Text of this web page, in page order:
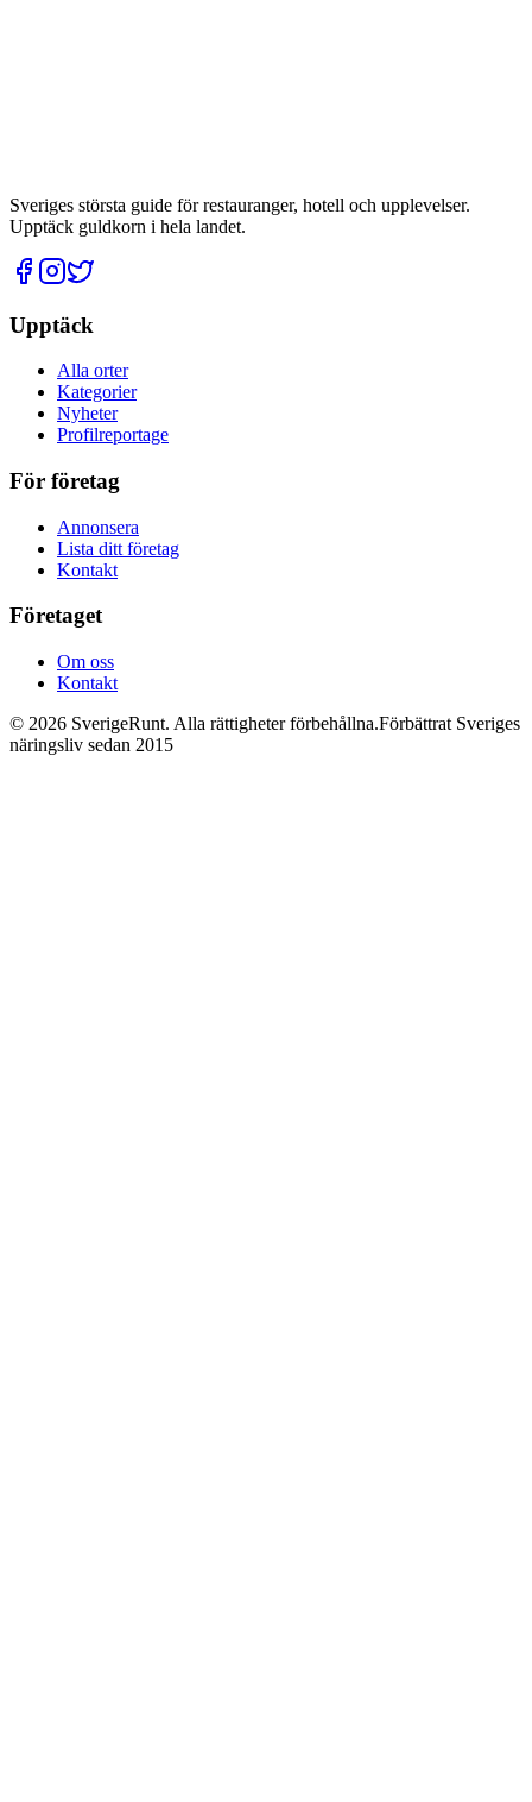
Sveriges största guide för restauranger, hotell och upplevelser.
Upptäck guldkorn i hela landet.
Upptäck
Alla orter
Kategorier
Nyheter
Profilreportage
För företag
Annonsera
Lista ditt företag
Kontakt
Företaget
Om oss
Kontakt
© 2026 SverigeRunt. Alla rättigheter förbehållna.Förbättrat Sveriges
näringsliv sedan 2015